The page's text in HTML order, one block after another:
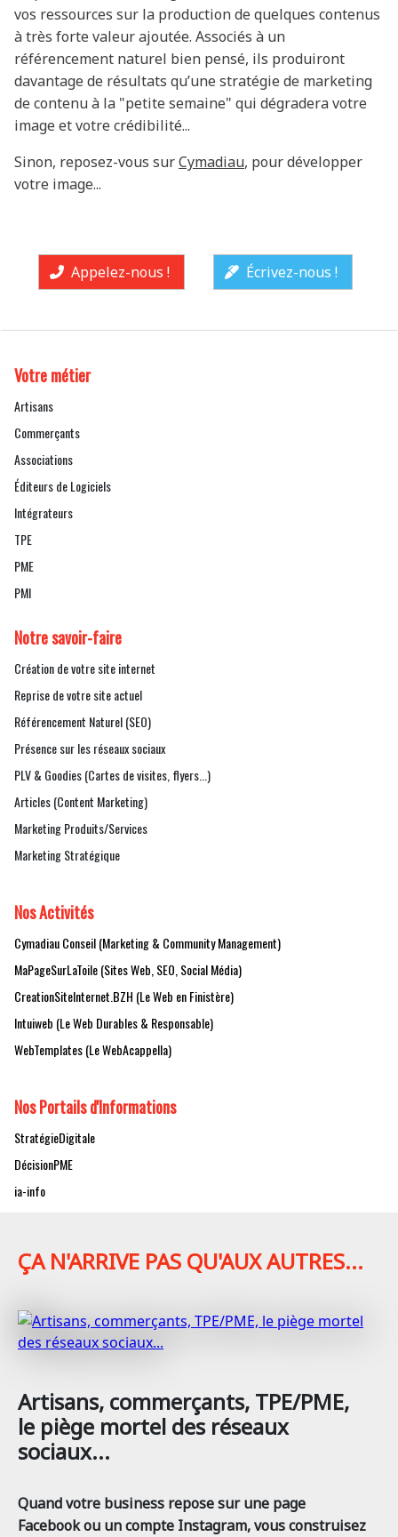
vos ressources sur la production de quelques contenus
à très forte valeur ajoutée. Associés à un
référencement naturel bien pensé, ils produiront
davantage de résultats qu’une stratégie de marketing
de contenu à la "petite semaine" qui dégradera votre
image et votre crédibilité...
Sinon, reposez-vous surCymadiau, pour développer
votre image...
Appelez-nous ! Écrivez-nous !
Votre métier
Artisans
Commerçants
Associations
Éditeurs de Logiciels
Intégrateurs
TPE
PME
PMI
Notre savoir-faire
Création de votre site internet
Reprise de votre site actuel
Référencement Naturel (SEO)
Présence sur les réseaux sociaux
PLV & Goodies (Cartes de visites, flyers...)
Articles (Content Marketing)
Marketing Produits/Services
Marketing Stratégique
Nos Activités
Cymadiau Conseil (Marketing & Community Management)
MaPageSurLaToile (Sites Web, SEO, Social Média)
CreationSiteInternet.BZH (Le Web en Finistère)
Intuiweb (Le Web Durables & Responsable)
WebTemplates (Le WebAcappella)
Nos Portails d'Informations
StratégieDigitale
DécisionPME
ia-info
ÇA N'ARRIVE PAS QU'AUX AUTRES...
Artisans, commerçants, TPE/PME,
le piège mortel des réseaux
sociaux...
Quand votre business repose sur une page
Facebook ou un compte Instagram, vous construisez